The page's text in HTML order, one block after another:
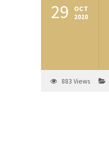
29 OCT
2020
883 Views